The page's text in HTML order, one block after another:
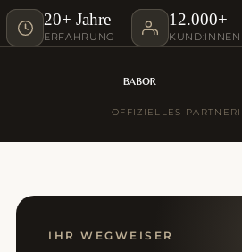
20+ Jahre
ERFAHRUNG
12.000+
KUND:INNEN
OFFIZIELLES
IHR WEGWEISER